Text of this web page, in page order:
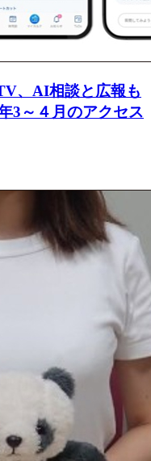
、AI相談と広報も
3～４月のアクセス